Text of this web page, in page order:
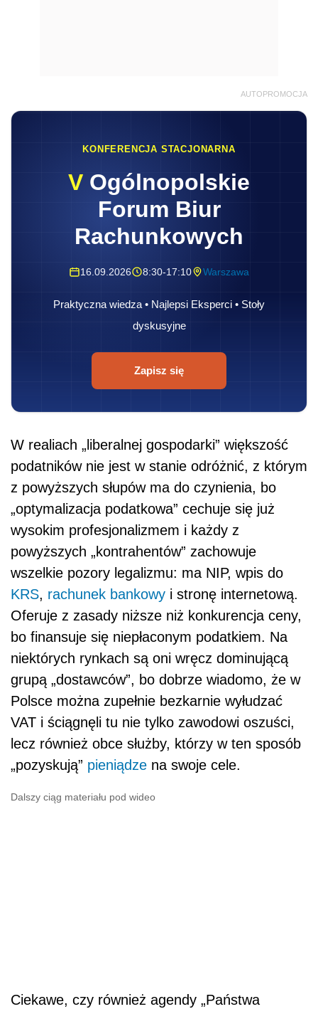
AUTOPROMOCJA
KONFERENCJA STACJONARNA
V Ogólnopolskie
Forum Biur
Rachunkowych
16.09.2026 8:30-17:10 Warszawa
Praktyczna wiedza • Najlepsi Eksperci • Stoły
dyskusyjne
Zapisz się
W realiach „liberalnej gospodarki” większość
podatników nie jest w stanie odróżnić, z którym
z powyższych słupów ma do czynienia, bo
„optymalizacja podatkowa” cechuje się już
wysokim profesjonalizmem i każdy z
powyższych „kontrahentów” zachowuje
wszelkie pozory legalizmu: ma NIP, wpis do
KRS, rachunek bankowy i stronę internetową.
Oferuje z zasady niższe niż konkurencja ceny,
bo finansuje się niepłaconym podatkiem. Na
niektórych rynkach są oni wręcz dominującą
grupą „dostawców”, bo dobrze wiadomo, że w
Polsce można zupełnie bezkarnie wyłudzać
VAT i ściągnęli tu nie tylko zawodowi oszuści,
lecz również obce służby, którzy w ten sposób
„pozyskują” pieniądze na swoje cele.
Dalszy ciąg materiału pod wideo
Ciekawe, czy również agendy „Państwa